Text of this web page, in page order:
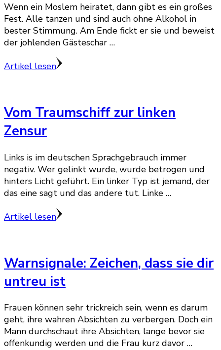
Wenn ein Moslem heiratet, dann gibt es ein großes
Fest. Alle tanzen und sind auch ohne Alkohol in
bester Stimmung. Am Ende fickt er sie und beweist
der johlenden Gästeschar …
Artikel lesen
Vom Traumschiff zur linken
Zensur
Links is im deutschen Sprachgebrauch immer
negativ. Wer gelinkt wurde, wurde betrogen und
hinters Licht geführt. Ein linker Typ ist jemand, der
das eine sagt und das andere tut. Linke …
Artikel lesen
Warnsignale: Zeichen, dass sie dir
untreu ist
Frauen können sehr trickreich sein, wenn es darum
geht, ihre wahren Absichten zu verbergen. Doch ein
Mann durchschaut ihre Absichten, lange bevor sie
offenkundig werden und die Frau kurz davor …